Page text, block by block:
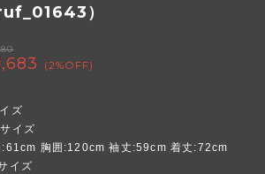
ruf_01643）
(2%OFF)
ズ
サイズ
:61cm 胸囲:120cm 袖丈:59cm 着丈:72cm
イズ